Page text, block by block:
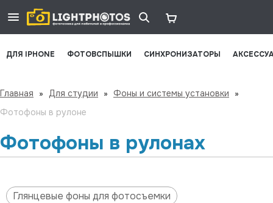
ДЛЯ IPHONE ФОТОВСПЫШКИ СИНХРОНИЗАТОРЫ
Главная » Для студии » Фоны и системы установки
»
Фотофоны в рулоне
Фотофоны в рулонах
Глянцевые фоны для фотосъемки